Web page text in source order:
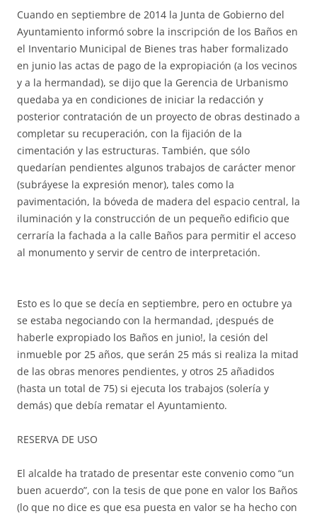
Cuando en septiembre de 2014 la Junta de Gobierno del
Ayuntamiento informó sobre la inscripción de los Baños en
el Inventario Municipal de Bienes tras haber formalizado
en junio las actas de pago de la expropiación (a los vecinos
y a la hermandad), se dijo que la Gerencia de Urbanismo
quedaba ya en condiciones de iniciar la redacción y
posterior contratación de un proyecto de obras destinado a
completar su recuperación, con la fijación de la
cimentación y las estructuras. También, que sólo
quedarían pendientes algunos trabajos de carácter menor
(subráyese la expresión menor), tales como la
pavimentación, la bóveda de madera del espacio central, la
iluminación y la construcción de un pequeño edificio que
cerraría la fachada a la calle Baños para permitir el acceso
al monumento y servir de centro de interpretación.
Esto es lo que se decía en septiembre, pero en octubre ya
se estaba negociando con la hermandad, ¡después de
haberle expropiado los Baños en junio!, la cesión del
inmueble por 25 años, que serán 25 más si realiza la mitad
de las obras menores pendientes, y otros 25 añadidos
(hasta un total de 75) si ejecuta los trabajos (solería y
demás) que debía rematar el Ayuntamiento.
RESERVA DE USO
El alcalde ha tratado de presentar este convenio como “un
buen acuerdo”, con la tesis de que pone en valor los Baños
(lo que no dice es que esa puesta en valor se ha hecho con